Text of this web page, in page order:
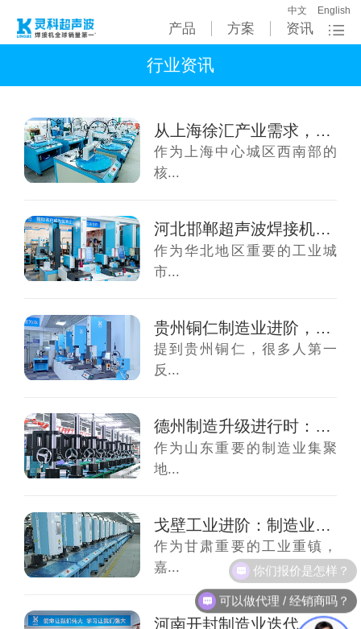
产品 方案 资讯
中文 English
行业资讯
从上海徐汇产业需求，看超声波焊接机的升级方...
作为上海中心城区西南部的
核...
河北邯郸超声波焊接机需求迎来升级，制造企业...
作为华北地区重要的工业城
市...
贵州铜仁制造业进阶，超声波焊接设备迎来全面...
提到贵州铜仁，很多人第一
反...
德州制造升级进行时：超声波焊接设备的“精度...
作为山东重要的制造业集聚
地...
戈壁工业进阶：制造业迭代，超声波焊接机迎来...
作为甘肃重要的工业重镇，
嘉...
河南开封制造业迭代，超声波焊接机迎来全面升...
你们报价是怎样？
可以做代理 / 经销商吗？